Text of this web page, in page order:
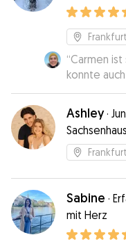
“Carmen
konnte
während
und Infos
Ashley·
Sabine ·
mit Herz